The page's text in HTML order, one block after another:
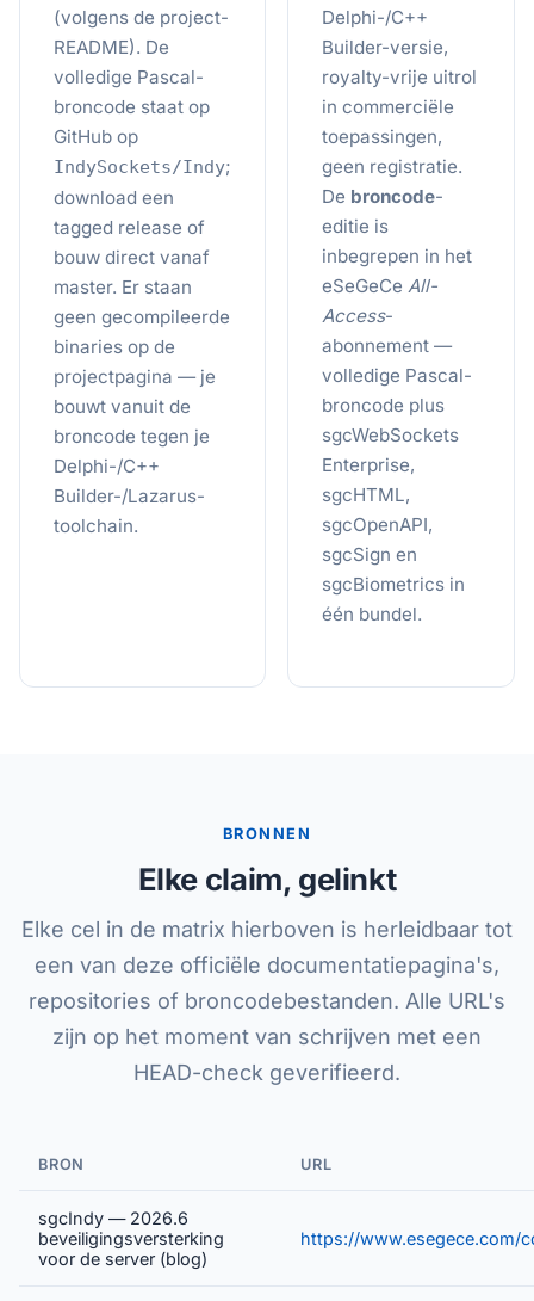
(volgens de project-
README). De
volledige Pascal-
broncode staat op
GitHub op
IndySockets/Indy;
download een
tagged release of
bouw direct vanaf
master. Er staan
geen gecompileerde
binaries op de
projectpagina — je
bouwt vanuit de
broncode tegen je
Delphi-/C++
Builder-/Lazarus-
toolchain.
Delphi-/C++
Builder-versie,
royalty-vrije uitrol
in commerciële
toepassingen,
geen registratie.
De broncode-
editie is
inbegrepen in het
eSeGeCe All-
Access-
abonnement —
volledige Pascal-
broncode plus
sgcWebSockets
Enterprise,
sgcHTML,
sgcOpenAPI,
sgcSign en
sgcBiometrics in
één bundel.
BRONNEN
Elke claim, gelinkt
Elke cel in de matrix hierboven is herleidbaar tot
een van deze officiële documentatiepagina's,
repositories of broncodebestanden. Alle URL's
zijn op het moment van schrijven met een
HEAD-check geverifieerd.
BRON URL
sgcIndy — 2026.6
beveiligingsversterking
voor de server (blog)
https://www.esegece.com/